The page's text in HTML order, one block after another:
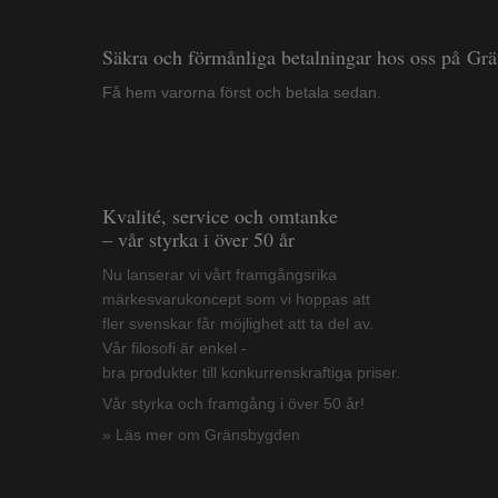
Säkra och förmånliga betalningar hos oss på
Få hem varorna först och betala sedan.
Kvalité, service och omtanke
– vår styrka i över 50 år
Nu lanserar vi vårt framgångsrika
märkesvarukoncept som vi hoppas att
fler svenskar får möjlighet att ta del av.
Vår filosofi är enkel -
bra produkter till konkurrenskraftiga priser.
Vår styrka och framgång i över 50 år!
» Läs mer om Gränsbygden